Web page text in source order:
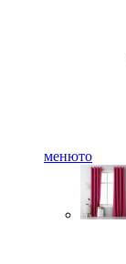
менюто